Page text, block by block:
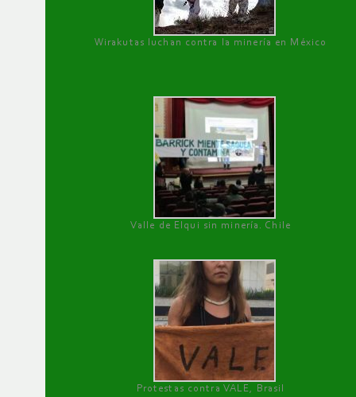
Wirakutas luchan contra la minería en México
Valle de Elqui sin minería. Chile
Protestas contra VALE, Brasil